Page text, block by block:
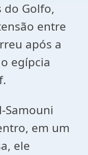
do Golfo,
entre
após a
egípcia
Samouni
em um
ele